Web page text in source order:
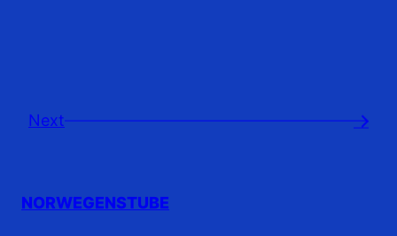
Next →
NORWEGENSTUBE